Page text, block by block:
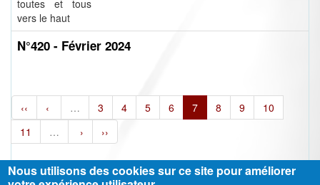
toutes et tous
vers le haut
N°420 - Février 2024
‹‹ ‹ … 3 4 5 6 7 8 9
10
11
… › ››
Nous utilisons des cookies sur ce site pour améliorer